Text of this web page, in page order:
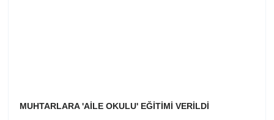
MUHTARLARA 'AİLE OKULU' EĞİTİMİ VERİLDİ